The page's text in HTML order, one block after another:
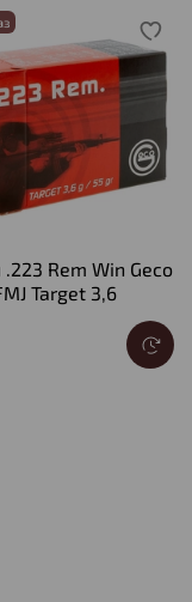
Rem Win Geco
Target 3,6